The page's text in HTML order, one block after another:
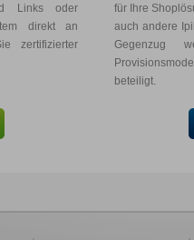
Links oder
direkt an
zertifizierter
für Ihre
auch andere
Gegenzug
beteiligt.